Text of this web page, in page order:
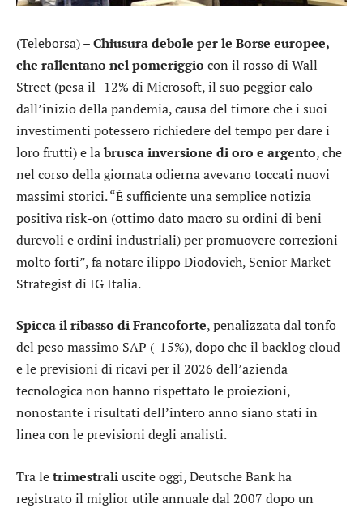
(Teleborsa) –Chiusura debole per le Borse europee,
che rallentano nel pomeriggio con il rosso di Wall
Street (pesa il -12% di Microsoft, il suo peggior calo
dall’inizio della pandemia, causa del timore che i suoi
investimenti potessero richiedere del tempo per dare i
loro frutti) e labrusca inversione di oro e argento, che
nel corso della giornata odierna avevano toccati nuovi
massimi storici. “È sufficiente una semplice notizia
positiva risk-on (ottimo dato macro su ordini di beni
durevoli e ordini industriali) per promuovere correzioni
molto forti”, fa notare ilippo Diodovich, Senior Market
Strategist di IG Italia.
Spicca il ribasso di Francoforte, penalizzata dal tonfo
del peso massimo SAP (-15%), dopo che il backlog cloud
e le previsioni di ricavi per il 2026 dell’azienda
tecnologica non hanno rispettato le proiezioni,
nonostante i risultati dell’intero anno siano stati in
linea con le previsioni degli analisti.
Tra letrimestraliuscite oggi,Deutsche Bankha
registrato il miglior utile annuale dal 2007 dopo un